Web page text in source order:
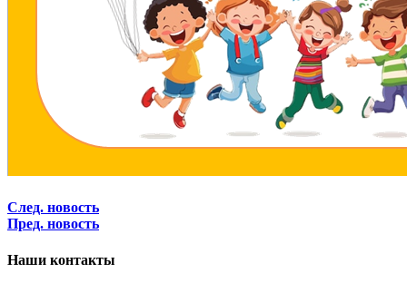
След. новость
Пред. новость
Наши контакты